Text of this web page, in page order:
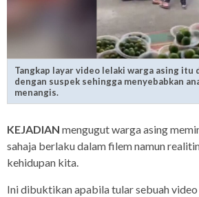
Tangkap layar video lelaki warga asing
dengan suspek sehingga menyebabkan
menangis.
KEJADIAN mengugut warga asing
sahaja berlaku dalam filem namun
kehidupan kita.
Ini dibuktikan apabila tular sebuah